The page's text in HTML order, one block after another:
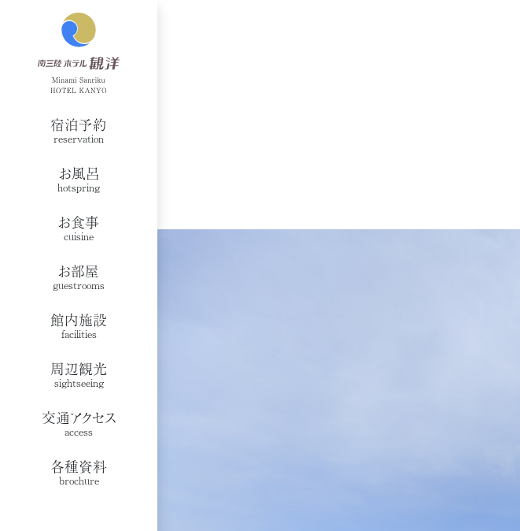
宿泊予約
reservation
お風呂
hotspring
お食事
cuisine
お部屋
guestrooms
館内施設
facilities
周辺観光
sightseeing
交通アクセス
access
各種資料
brochure